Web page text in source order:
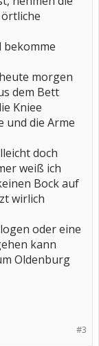
morgen
dem Bett
Kniee
und die Arme
doch
weiß ich
Bock auf
wirlich
oder eine
kann
Oldenburg
#3